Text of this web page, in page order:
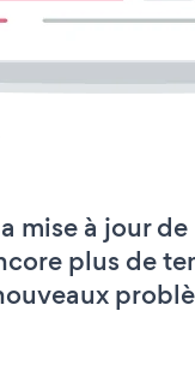
mise à jour
plus de